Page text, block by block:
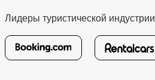
Лидеры туристической индустрии